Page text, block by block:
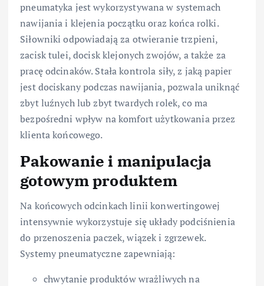
pneumatyka jest wykorzystywana w systemach
nawijania i klejenia początku oraz końca rolki.
Siłowniki odpowiadają za otwieranie trzpieni,
zacisk tulei, docisk klejonych zwojów, a także za
pracę odcinaków. Stała kontrola siły, z jaką papier
jest dociskany podczas nawijania, pozwala uniknąć
zbyt luźnych lub zbyt twardych rolek, co ma
bezpośredni wpływ na komfort użytkowania przez
klienta końcowego.
Pakowanie i manipulacja
gotowym produktem
Na końcowych odcinkach linii konwertingowej
intensywnie wykorzystuje się układy podciśnienia
do przenoszenia paczek, wiązek i zgrzewek.
Systemy pneumatyczne zapewniają:
chwytanie produktów wrażliwych na